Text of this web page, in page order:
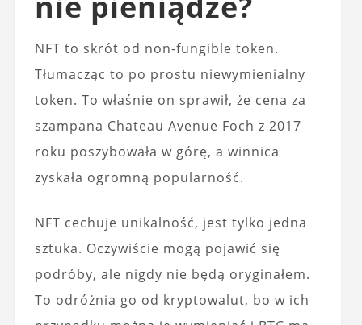
NFT to skrót od non-fungible token.
Tłumacząc to po prostu niewymienialny
token. To właśnie on sprawił, że cena za
szampana Chateau Avenue Foch z 2017
roku poszybowała w górę, a winnica
zyskała ogromną popularność.
NFT cechuje unikalność, jest tylko jedna
sztuka. Oczywiście mogą pojawić się
podróby, ale nigdy nie będą oryginałem.
To odróżnia go od kryptowalut, bo w ich